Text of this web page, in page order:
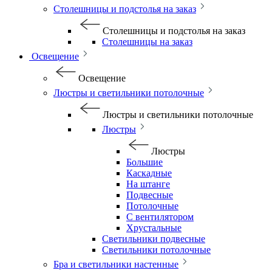
Столешницы и подстолья на заказ
Столешницы и подстолья на заказ
Столешницы на заказ
Освещение
Освещение
Люстры и светильники потолочные
Люстры и светильники потолочные
Люстры
Люстры
Большие
Каскадные
На штанге
Подвесные
Потолочные
С вентилятором
Хрустальные
Светильники подвесные
Светильники потолочные
Бра и светильники настенные